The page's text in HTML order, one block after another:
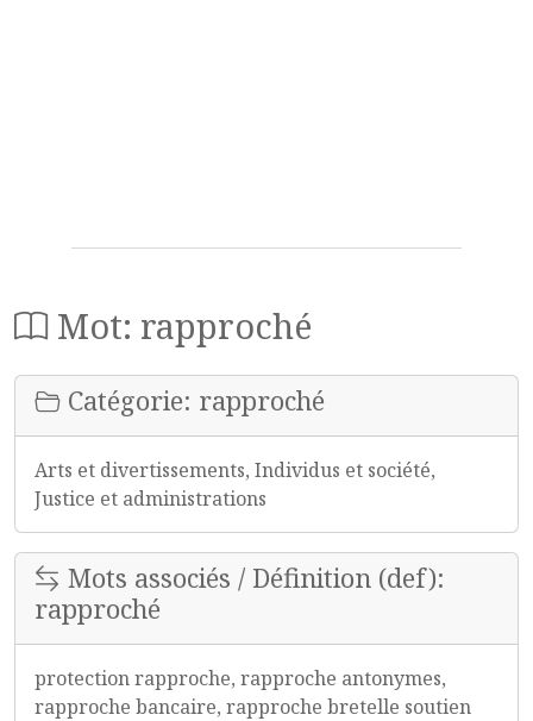
Mot: rapproché
Catégorie: rapproché
Arts et divertissements, Individus et société,
Justice et administrations
Mots associés / Définition (def):
rapproché
protection rapproche, rapproche antonymes,
rapproche bancaire, rapproche bretelle soutien